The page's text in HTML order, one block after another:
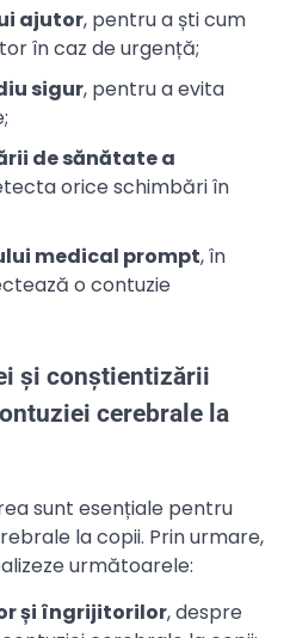
ajutor, pentru a ști cum
în caz de urgență;
sigur, pentru a evita
de sănătate a
orice schimbări în
medical prompt, în
o contuzie
și conștientizării
cerebrale la
sunt esențiale pentru
la copii. Prin urmare,
următoarele:
și îngrijitorilor, despre